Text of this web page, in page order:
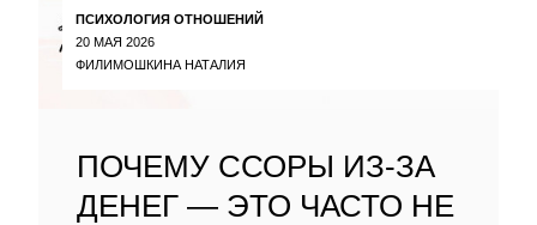
ПСИХОЛОГИЯ ОТНОШЕНИЙ
20 МАЯ 2026
ФИЛИМОШКИНА НАТАЛИЯ
ПОЧЕМУ ССОРЫ ИЗ-ЗА
ДЕНЕГ — ЭТО ЧАСТО НЕ